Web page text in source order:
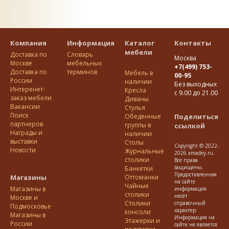
Компания
Доставка по
Москве
Доставка по
Росcии
Интеренет-
заказ мебели
Вакансии
Поиск
партнеров
Награды и
выставки
Новости
Магазины
Магазины в
Москве и
Подмосковье
Магазины в
России
Информация
Словарь
мебельных
терминов
Каталог
мебели
Мебель в
наличии
Кресла
Диваны
Стулья
Обеденные
группы в
наличии
Столы
Журнальные
столики
Банкетки
Оттоманки
Чайные
столики
Столики
консоли
Этажерки и
Контакты
Москва
+7(499) 753-
00-95
Без выходных
с 9.00 до 21.00
Поделиться
ссылкой
Copyright © 2022-
2026 amadey.ru.
Все права
защищены.
Предоставленная
на сайте
информация
несёт
справочный
характер.
Информация на
сайте не является